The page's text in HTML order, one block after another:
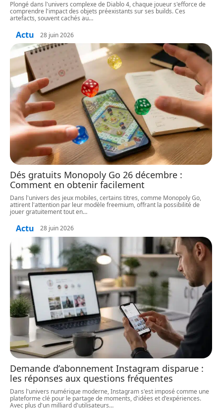
Plongé dans l'univers complexe de Diablo 4, chaque joueur s'efforce de
comprendre l'impact des objets préexistants sur ses builds. Ces
artefacts, souvent cachés au…
Actu 28 juin 2026
Dés gratuits Monopoly Go 26 décembre :
Comment en obtenir facilement
Dans l'univers des jeux mobiles, certains titres, comme Monopoly Go,
attirent l'attention par leur modèle freemium, offrant la possibilité de
jouer gratuitement tout en…
Actu 28 juin 2026
Demande d’abonnement Instagram disparue :
les réponses aux questions fréquentes
Dans l'univers numérique moderne, Instagram s'est imposé comme une
plateforme clé pour le partage de moments, d'idées et d'expériences.
Avec plus d'un milliard d'utilisateurs…